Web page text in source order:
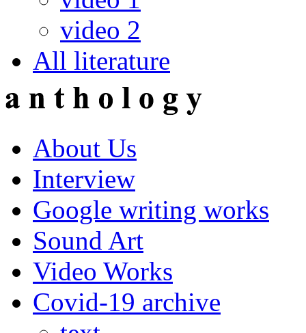
video 2
All literature
About Us
Interview
Google writing works
Sound Art
Video Works
Covid-19 archive